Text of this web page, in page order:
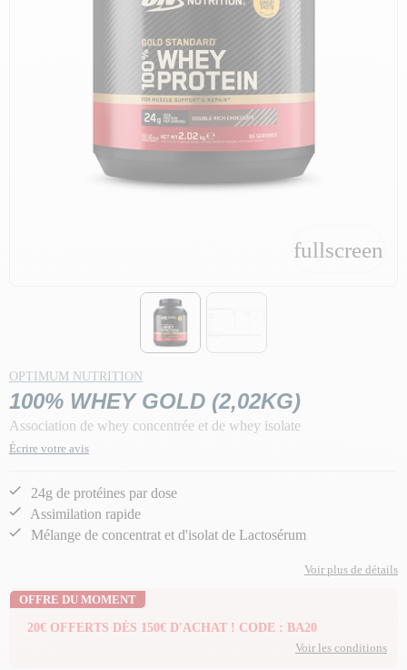
fullscreen
fullscreen
OPTIMUM NUTRITION
100% WHEY GOLD (2,02KG)
Association de whey concentrée et de whey isolate
Écrire votre avis
24g de protéines par dose
Assimilation rapide
Mélange de concentrat et d'isolat de Lactosérum
Voir plus de détails
OFFRE DU MOMENT
20€ OFFERTS DÈS 150€ D'ACHAT ! CODE : BA20
Voir les conditions